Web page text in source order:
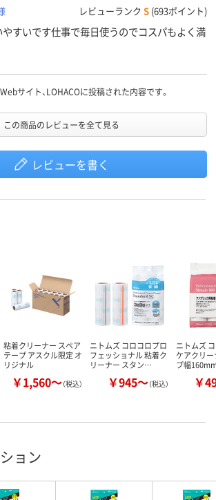
レビューランク S (693ポイント)
すいです仕事で毎日使うのでコスパもよく満
サイト、LOHACOに投稿された内容です。
この商品のレビューを全て見る
レビューを書く
粘着クリーナー スペア
テープ アスクル限定 オ
リジナル
￥1,560～（税込）
ニトムズ コロコロプロ
フェッショナル 粘着ク
リーナー スタン…
￥945～（税込）
ニトムズ
ケアクリー
プ幅
￥
ョン